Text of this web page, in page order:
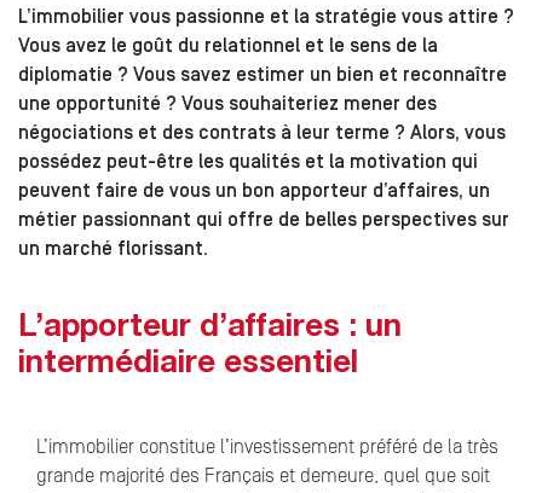
L’immobilier vous passionne et la stratégie vous attire ?
Vous avez le goût du relationnel et le sens de la
diplomatie ? Vous savez estimer un bien et reconnaître
une opportunité ? Vous souhaiteriez mener des
négociations et des contrats à leur terme ? Alors, vous
possédez peut-être les qualités et la motivation qui
peuvent faire de vous un bon apporteur d’affaires, un
métier passionnant qui offre de belles perspectives sur
un marché florissant.
L’apporteur d’affaires : un
intermédiaire essentiel
L’immobilier constitue l’investissement préféré de la très
grande majorité des Français et demeure, quel que soit